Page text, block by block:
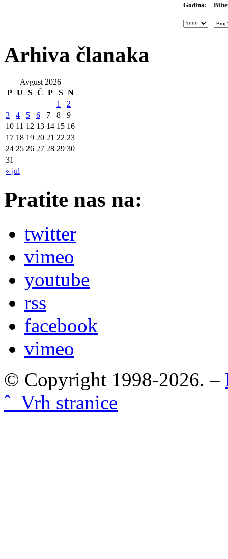
Godina:
Arhiva članaka
Avgust 2026
P U S Č P S N
« jul
1
2
3
4 5 6 7 8
9
10 11 12 13 14 15 16
17 18 19 20 21 22 23
24 25 26 27 28 29 30
31
Pratite nas na:
twitter
vimeo
youtube
rss
facebook
vimeo
© Copyright 1998-2026. –
ˆ Vrh stranice